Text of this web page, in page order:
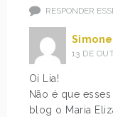
RESPONDER
Simone
13 DE
Oi Lia!
Não é que
blog o Maria